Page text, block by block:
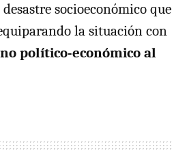
socioeconómico que
la situación con
político-económico al